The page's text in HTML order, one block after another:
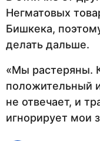
Негматовых
Бишкека,
делать дальше.
«Мы растеряны.
положительный
не отвечает, и
игнорирует мои